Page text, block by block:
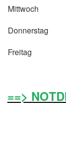
Mittwoch
Donnerstag
Freitag
==>